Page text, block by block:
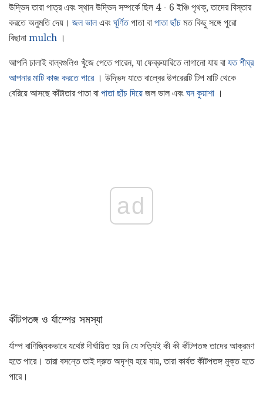
উদ্ভিদ তারা পাত্র এবং স্থান উদ্ভিদ সম্পর্কে ছিল 4 - 6 ইঞ্চি পৃথক্, তাদের বিস্তার
করতে অনুমতি দেয়। জল ভালএবং ঘূর্ণিতপাতা বা পাতা ছাঁচ মত কিছু সঙ্গে পুরো
বিছানা mulch ।
আপনি ঢালাই বাল্বগুলিও খুঁজে পেতে পারেন, যা ফেব্রুয়ারিতে লাগানো যায় বা যত শীঘ্র
আপনার মাটি কাজ করতে পারে। উদ্ভিদ যাতে বাল্বের উপরেরটি টিপ মাটি থেকে
বেরিয়ে আসছে কাঁটাতার পাতা বা পাতা ছাঁচ দিয়ে জল ভাল এবং ঘন কুয়াশা ।
ad
কীটপতঙ্গ ও র্যাম্পের সমস্যা
র্যাম্প বাণিজ্যিকভাবে যথেষ্ট দীর্ঘায়িত হয় নি যে সত্যিই কী কী কীটপতঙ্গ তাদের আক্রমণ
হতে পারে। তারা বসন্তে তাই দ্রুত অদৃশ্য হয়ে যায়, তারা কার্যত কীটপতঙ্গ মুক্ত হতে
পারে।